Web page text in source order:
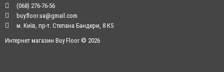
(068) 276-76-56
buy.floor.ua@gmail.com
м. Київ, пр-т. Степана Бандери, 8 К5
Интернет магазин Buy Floor © 2026